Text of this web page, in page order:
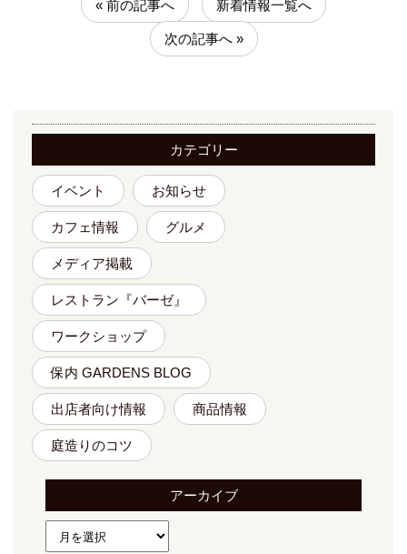
« 前の記事へ 新着情報一覧へ
次の記事へ »
カテゴリー
イベント お知らせ
カフェ情報 グルメ
メディア掲載
レストラン『バーゼ』
ワークショップ
保内 GARDENS BLOG
出店者向け情報 商品情報
庭造りのコツ
アーカイブ